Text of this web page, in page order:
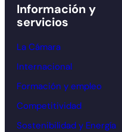
Información y
servicios
La Cámara
Internacional
Formación y empleo
Competitividad
Sostenibilidad y Energía